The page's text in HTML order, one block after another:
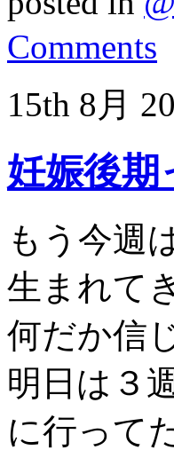
Comments
15th 8月
妊娠後期
もう今週
生まれて
何だか信
明日は３
に行って